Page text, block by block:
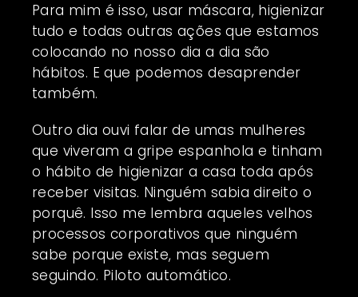
Para mim é isso, usar máscara, higienizar
tudo e todas outras ações que estamos
colocando no nosso dia a dia são
hábitos. E que podemos desaprender
também.
Outro dia ouvi falar de umas mulheres
que viveram a gripe espanhola e tinham
o hábito de higienizar a casa toda após
receber visitas. Ninguém sabia direito o
porquê. Isso me lembra aqueles velhos
processos corporativos que ninguém
sabe porque existe, mas seguem
seguindo. Piloto automático.